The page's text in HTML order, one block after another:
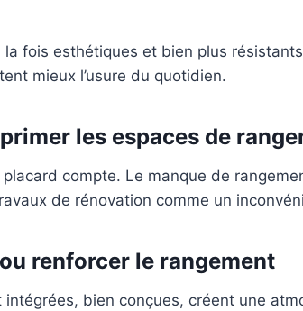
fois esthétiques et bien plus
mieux l’usure du quotidien.
les espaces de
compte. Le manque de
de rénovation comme un
renforcer le rangement
bien conçues, créent une